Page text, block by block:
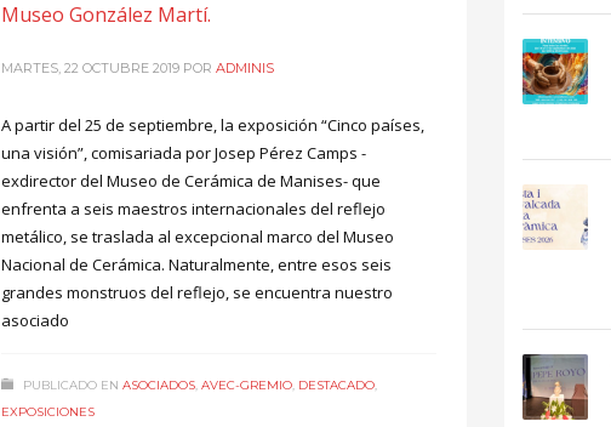
Museo González Martí.
MARTES, 22 OCTUBRE 2019 POR ADMINIS
A partir del 25 de septiembre, la exposición “Cinco países,
una visión”, comisariada por Josep Pérez Camps -
exdirector del Museo de Cerámica de Manises- que
enfrenta a seis maestros internacionales del reflejo
metálico, se traslada al excepcional marco del Museo
Nacional de Cerámica. Naturalmente, entre esos seis
grandes monstruos del reflejo, se encuentra nuestro
asociado
PUBLICADO EN ASOCIADOS, AVEC-GREMIO, DESTACADO,
EXPOSICIONES